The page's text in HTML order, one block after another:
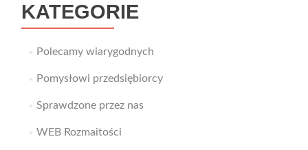
KATEGORIE
Polecamy wiarygodnych
Pomysłowi przedsiębiorcy
Sprawdzone przez nas
WEB Rozmaitości